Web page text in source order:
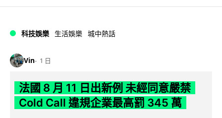
科技娛樂 生活娛樂 城中熱話
Vin 1 日
法國 8 月 11 日出新例 未經同意嚴禁
Cold Call 違規企業最高罰 345 萬